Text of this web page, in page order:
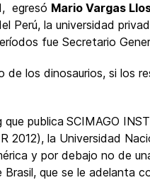
egresó Mario Vargas
Perú, la universidad
fue Secretario
de los dinosaurios, si los
que publica SCIMAGO
2012), la Universidad
y por debajo no de
que se le adelanta